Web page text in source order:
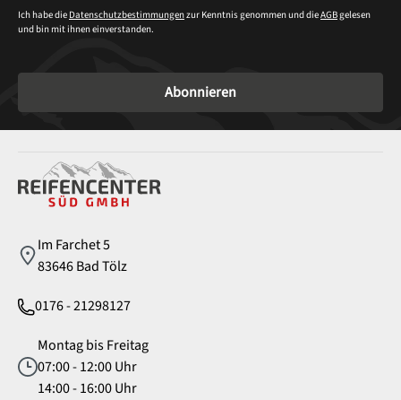
Ich habe die Datenschutzbestimmungenzur Kenntnis genommen und dieAGBgelesen
und bin mit ihnen einverstanden.
Abonnieren
Im Farchet 5
83646 Bad Tölz
0176 - 21298127
Montag bis Freitag
07:00 - 12:00 Uhr
14:00 - 16:00 Uhr